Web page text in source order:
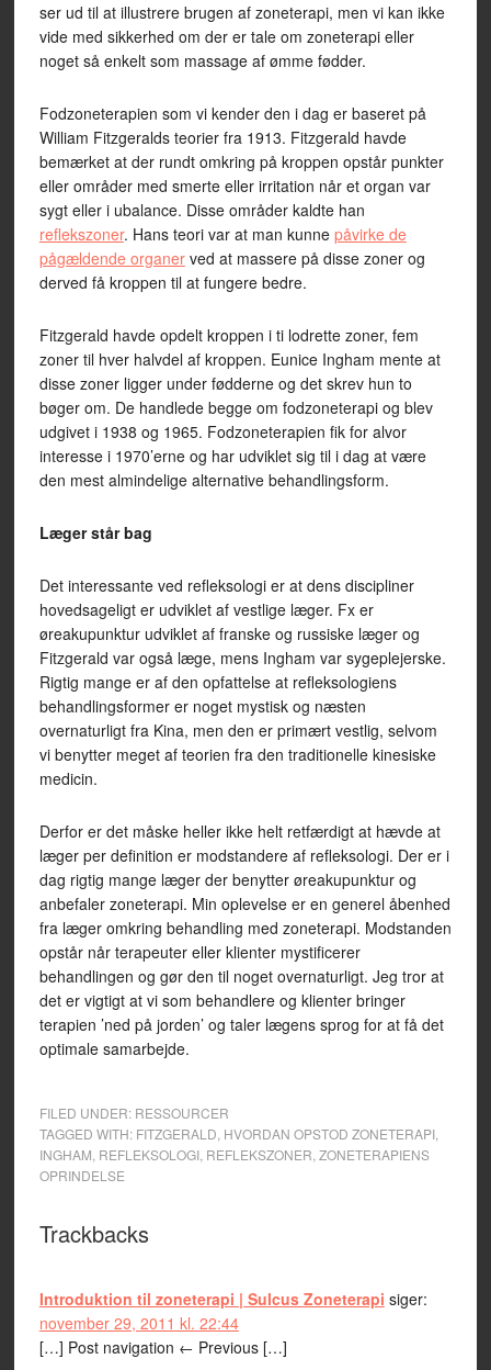
ser ud til at illustrere brugen af zoneterapi, men vi kan ikke
vide med sikkerhed om der er tale om zoneterapi eller
noget så enkelt som massage af ømme fødder.
Fodzoneterapien som vi kender den i dag er baseret på
William Fitzgeralds teorier fra 1913. Fitzgerald havde
bemærket at der rundt omkring på kroppen opstår punkter
eller områder med smerte eller irritation når et organ var
sygt eller i ubalance. Disse områder kaldte han
reflekszoner. Hans teori var at man kunne påvirke de
pågældende organerved at massere på disse zoner og
derved få kroppen til at fungere bedre.
Fitzgerald havde opdelt kroppen i ti lodrette zoner, fem
zoner til hver halvdel af kroppen. Eunice Ingham mente at
disse zoner ligger under fødderne og det skrev hun to
bøger om. De handlede begge om fodzoneterapi og blev
udgivet i 1938 og 1965. Fodzoneterapien fik for alvor
interesse i 1970’erne og har udviklet sig til i dag at være
den mest almindelige alternative behandlingsform.
Læger står bag
Det interessante ved refleksologi er at dens discipliner
hovedsageligt er udviklet af vestlige læger. Fx er
øreakupunktur udviklet af franske og russiske læger og
Fitzgerald var også læge, mens Ingham var sygeplejerske.
Rigtig mange er af den opfattelse at refleksologiens
behandlingsformer er noget mystisk og næsten
overnaturligt fra Kina, men den er primært vestlig, selvom
vi benytter meget af teorien fra den traditionelle kinesiske
medicin.
Derfor er det måske heller ikke helt retfærdigt at hævde at
læger per definition er modstandere af refleksologi. Der er i
dag rigtig mange læger der benytter øreakupunktur og
anbefaler zoneterapi. Min oplevelse er en generel åbenhed
fra læger omkring behandling med zoneterapi. Modstanden
opstår når terapeuter eller klienter mystificerer
behandlingen og gør den til noget overnaturligt. Jeg tror at
det er vigtigt at vi som behandlere og klienter bringer
terapien ’ned på jorden’ og taler lægens sprog for at få det
optimale samarbejde.
FILED UNDER: RESSOURCER
TAGGED WITH: FITZGERALD HVORDAN OPSTOD ZONETERAPI,
INGHAM REFLEKSOLOGI, REFLEKSZONER ZONETERAPIENS
OPRINDELSE
Trackbacks
Introduktion til zoneterapi | Sulcus Zoneterapi siger:
november 29, 2011 kl. 22:44
[…] Post navigation ← Previous […]